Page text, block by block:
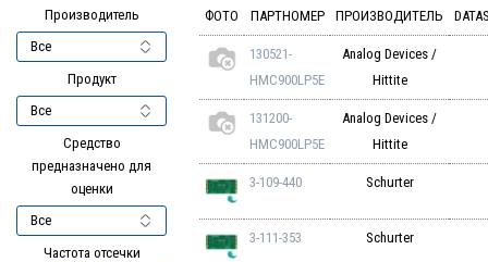
Производитель
Продукт
Средство
предназначено для
оценки
Частота отсечки
ФОТО ПАРТНОМЕР ПРОИЗВОДИТЕЛЬ
130521-
HMC900LP5E
Analog Devices /
Hittite
131200-
HMC900LP5E
Analog Devices /
Hittite
3-109-440 Schurter
3-111-353 Schurter